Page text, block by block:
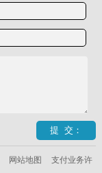
网站地图
支付业务许